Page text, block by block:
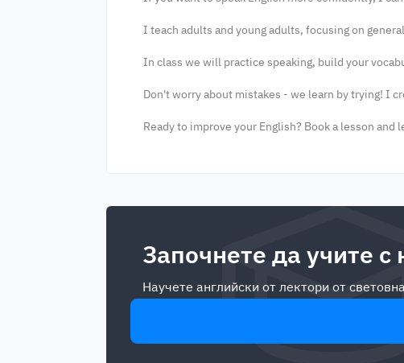
I teach adults and young adults, focusing on
In class we will practice speaking, build your
Don't worry about mistakes - we learn by trying! I
Ready to improve your English? Book a lesson and
Започнете да учите
Научете английски от лектори от